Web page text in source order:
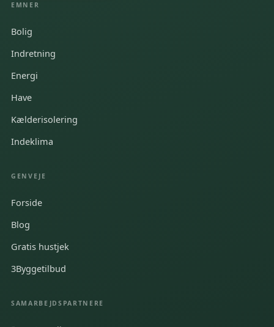
EMNER
Bolig
Indretning
Energi
Have
Kælderisolering
Indeklima
GENVEJE
Forside
Blog
Gratis hustjek
3Byggetilbud
SAMARBEJDSPARTNERE